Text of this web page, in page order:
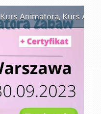
Kurs Animatora, Kurs